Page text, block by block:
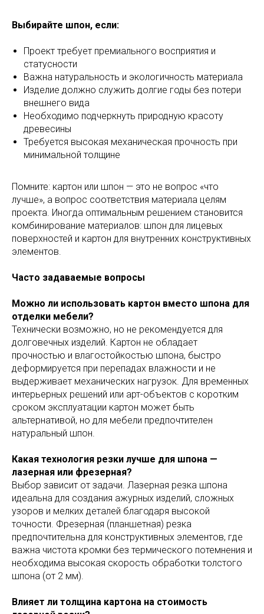
Выбирайте шпон, если:
Проект требует премиального восприятия и
статусности
Важна натуральность и экологичность материала
Изделие должно служить долгие годы без потери
внешнего вида
Необходимо подчеркнуть природную красоту
древесины
Требуется высокая механическая прочность при
минимальной толщине
Помните: картон или шпон — это не вопрос «что
лучше», а вопрос соответствия материала целям
проекта. Иногда оптимальным решением становится
комбинирование материалов: шпон для лицевых
поверхностей и картон для внутренних конструктивных
элементов.
Часто задаваемые вопросы
Можно ли использовать картон вместо шпона для
отделки мебели?
Технически возможно, но не рекомендуется для
долговечных изделий. Картон не обладает
прочностью и влагостойкостью шпона, быстро
деформируется при перепадах влажности и не
выдерживает механических нагрузок. Для временных
интерьерных решений или арт-объектов с коротким
сроком эксплуатации картон может быть
альтернативой, но для мебели предпочтителен
натуральный шпон.
Какая технология резки лучше для шпона —
лазерная или фрезерная?
Выбор зависит от задачи. Лазерная резка шпона
идеальна для создания ажурных изделий, сложных
узоров и мелких деталей благодаря высокой
точности. Фрезерная (планшетная) резка
предпочтительна для конструктивных элементов, где
важна чистота кромки без термического потемнения и
необходима высокая скорость обработки толстого
шпона (от 2 мм).
Влияет ли толщина картона на стоимость